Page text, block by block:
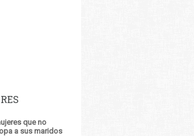
que no
a sus maridos